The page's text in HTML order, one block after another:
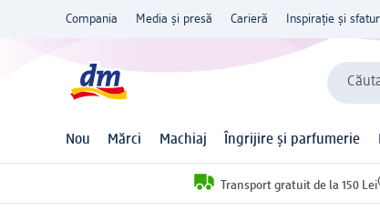
Compania Media și presă Carieră Inspirație și
Nou Mărci Machiaj Îngrijire și parfumerie
Transport gratuit de la 150 Lei